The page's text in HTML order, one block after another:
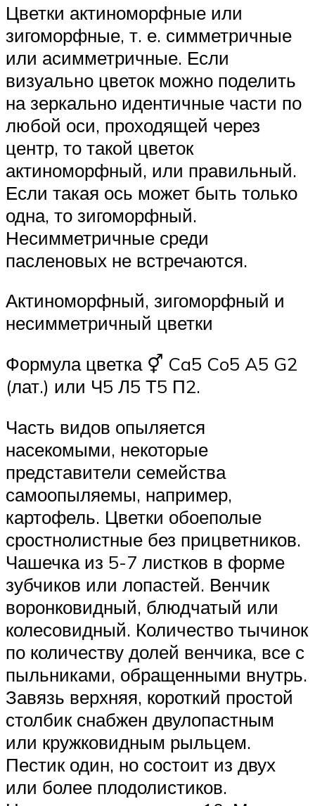
Цветки актиноморфные или
зигоморфные, т. е. симметричные
или асимметричные. Если
визуально цветок можно поделить
на зеркально идентичные части по
любой оси, проходящей через
центр, то такой цветок
актиноморфный, или правильный.
Если такая ось может быть только
одна, то зигоморфный.
Несимметричные среди
пасленовых не встречаются.
Актиноморфный, зигоморфный и
несимметричный цветки
Формула цветка ⚥ Ca5 Co5 A5 G2
(лат.) или Ч5 Л5 Т5 П2.
Часть видов опыляется
насекомыми, некоторые
представители семейства
самоопыляемы, например,
картофель. Цветки обоеполые
сростнолистные без прицветников.
Чашечка из 5-7 листков в форме
зубчиков или лопастей. Венчик
воронковидный, блюдчатый или
колесовидный. Количество тычинок
по количеству долей венчика, все с
пыльниками, обращенными внутрь.
Завязь верхняя, короткий простой
столбик снабжен двулопастным
или кружковидным рыльцем.
Пестик один, но состоит из двух
или более плодолистиков.